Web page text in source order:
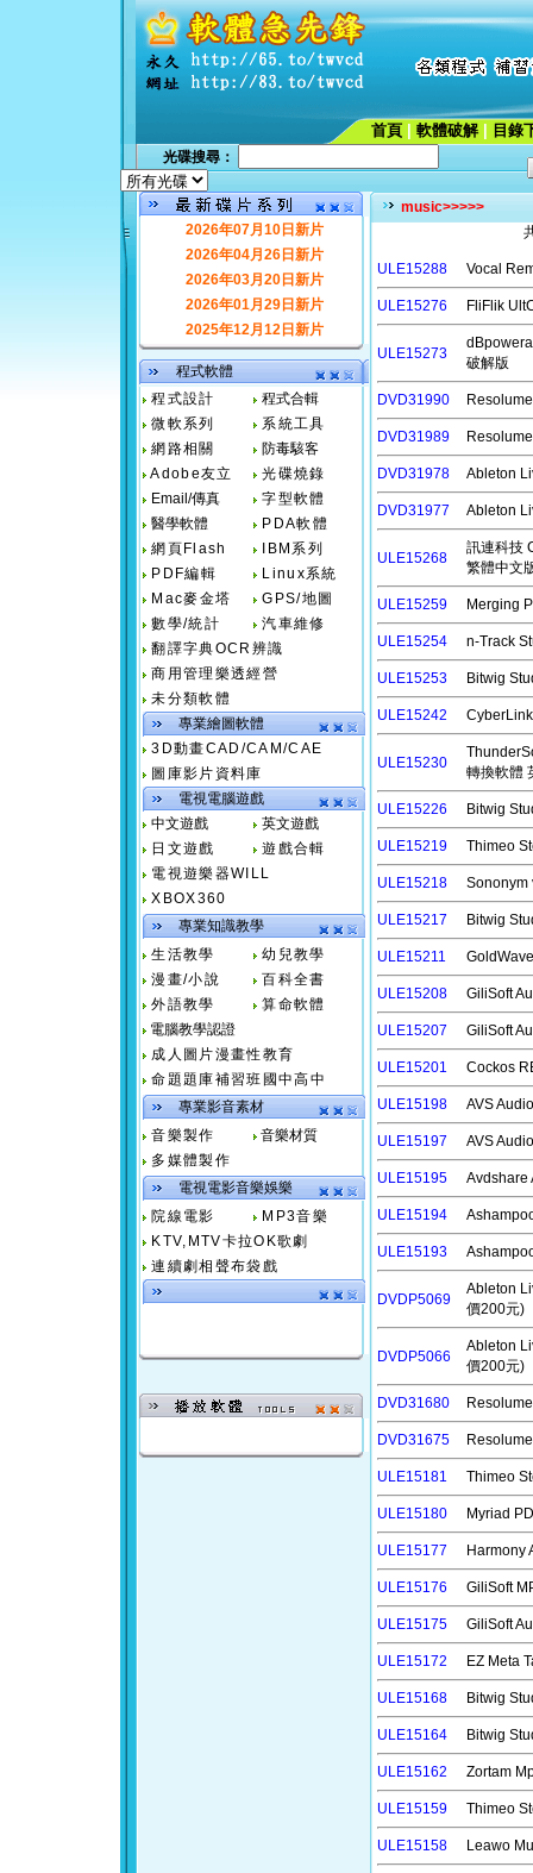
首頁 軟體破解 目錄
光碟搜尋：
2026年07月10日新片
2026年04月26日新片
2026年03月20日新片
2026年01月29日新片
2025年12月12日新片
程式軟體
程式設計
程式合輯
微軟系列
系統工具
網路相關
防毒駭客
Adobe友立
光碟燒錄
Email/傳真
字型軟體
醫學軟體
PDA軟體
網頁Flash
IBM系列
PDF編輯
Linux系統
Mac麥金塔
GPS/地圖
數學/統計
汽車維修
翻譯字典OCR辨識
商用管理樂透經營
未分類軟體
專業繪圖軟體
3D動畫CAD/CAM/CAE
圖庫影片資料庫
電視電腦遊戲
中文遊戲
英文遊戲
日文遊戲
遊戲合輯
電視遊樂器WILL
XBOX360
專業知識教學
生活教學
幼兒教學
漫畫/小說
百科全書
外語教學
算命軟體
電腦教學認證
成人圖片漫畫性教育
命題題庫補習班國中高中
專業影音素材
音樂製作
音樂材質
多媒體製作
電視電影音樂娛樂
院線電影
MP3音樂
KTV,MTV卡拉OK歌劇
連續劇相聲布袋戲
music>>>>>
ULE15288 Vocal
ULE15276 FliFlik
ULE15273
破解版
DVD31990
DVD31989
DVD31978 Ableton
DVD31977 Ableton
ULE15268
訊連科技
繁體中文
ULE15259 Merging
ULE15254 n-Track
ULE15253 Bitwig
ULE15242
ULE15230
轉換軟體
ULE15226 Bitwig
ULE15219 Thimeo
ULE15218 Sononym
ULE15217 Bitwig
ULE15211
ULE15208 GiliSoft
ULE15207 GiliSoft
ULE15201 Cockos
ULE15198 AVS
ULE15197 AVS
ULE15195 Avdshare
ULE15194
ULE15193
DVDP5069
Ableton
價200元)
DVDP5066
Ableton
價200元)
DVD31680
DVD31675
ULE15181 Thimeo
ULE15180 Myriad
ULE15177 Harmony
ULE15176 GiliSoft
ULE15175 GiliSoft
ULE15172 EZ Meta
ULE15168 Bitwig
ULE15164 Bitwig
ULE15162 Zortam
ULE15159 Thimeo
ULE15158 Leawo